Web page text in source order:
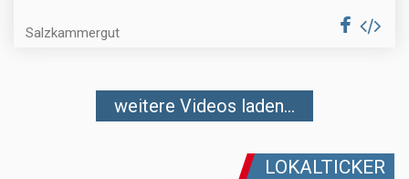
Salzkammergut
weitere Videos laden...
LOKALTICKER